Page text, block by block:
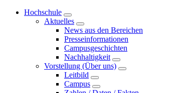
Hochschule
Aktuelles
News aus den Bereichen
Presseinformationen
Campusgeschichten
Nachhaltigkeit
Vorstellung (Über uns)
Leitbild
Campus